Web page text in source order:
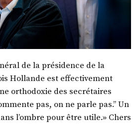
de la présidence de la
Hollande est effectivement
orthodoxie des secrétaires
pas, on ne parle pas.” Un
l’ombre pour être utile.» Chers